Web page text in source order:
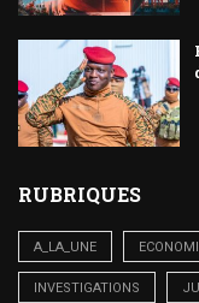
RUBRIQUES
A_LA_UNE
INVESTIGATIONS